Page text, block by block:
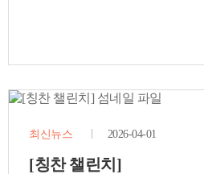
최신뉴스 2026-04-01
[칭찬 챌린치]